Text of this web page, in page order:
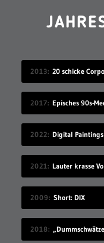
2013 20 schicke
2017 Episches 90s-
2022 Digital
2021 Lauter krasse
2009 Short: DIX
2018